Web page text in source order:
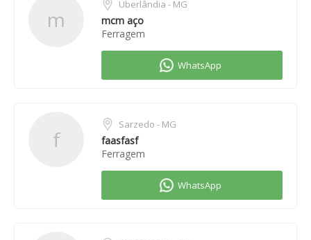
m
Uberlândia - MG
mcm aço
Ferragem
f
Sarzedo - MG
faasfasf
Ferragem